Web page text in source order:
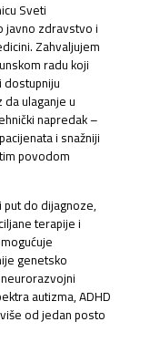
Sveti
javno zdravstvo i
Zahvaljujem
radu koji
dostupniju
ulaganje u
napredak –
i snažniji
povodom
put do dijagnoze,
terapije i
genetsko
autizma, ADHD
od jedan posto